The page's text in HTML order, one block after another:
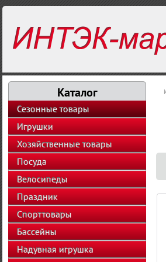
Каталог
Сезонные товары
Игрушки
Хозяйственные товары
Посуда
Велосипеды
Праздник
Спорттовары
Бассейны
Надувная игрушка